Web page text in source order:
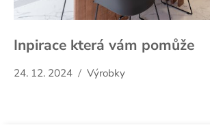
Inpirace která vám pomůže
24. 12. 2024 Výrobky